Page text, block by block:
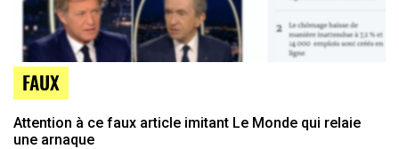
FAUX
Attention à ce faux article imitant Le Monde qui relaie
une arnaque